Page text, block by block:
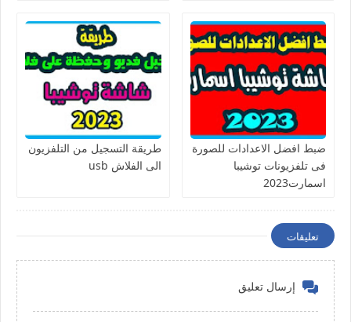
ضبط افضل الاعدادات للصورة
فى تلفزيونات توشيبا
اسمارت2023
طريقة التسجيل من التلفزيون
الى الفلاش usb
تعليقات
إرسال تعليق